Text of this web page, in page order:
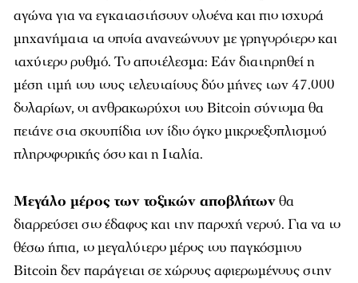
αγώνα για να εγκαταστήσουν ολοένα και πιο ισχυρά
μηχανήματα τα οποία ανανεώνουν με γρηγορότερο και
ταχύτερο ρυθμό. Το αποτέλεσμα: Εάν διατηρηθεί η
μέση τιμή του τους τελευταίους δύο μήνες των 47.000
δολαρίων, οι ανθρακωρύχοι του Bitcoin σύντομα θα
πετάνε στα σκουπίδια τον ίδιο όγκο μικροεξοπλισμού
πληροφορικής όσο και η Ιταλία.
Μεγάλο μέρος των τοξικών αποβλήτωνθα
διαρρεύσει στο έδαφος και την παροχή νερού. Για να το
θέσω ήπια, το μεγαλύτερο μέρος του παγκόσμιου
Bitcoin δεν παράγεται σε χώρους αφιερωμένους στην